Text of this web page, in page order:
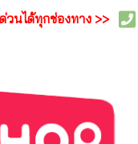
วนได้ทุกช่องทาง >>